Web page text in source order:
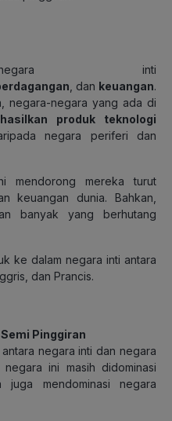
inti
, dan keuangan.
negara-negara yang ada di
produk teknologi
negara periferi dan
mendorong mereka turut
keuangan dunia. Bahkan,
banyak yang berhutang
ke dalam negara inti antara
dan Prancis.
Pinggiran
negara inti dan negara
ini masih didominasi
mendominasi negara